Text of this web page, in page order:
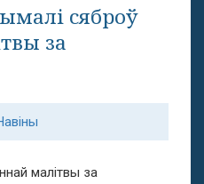
сяброў
за
малітвы за